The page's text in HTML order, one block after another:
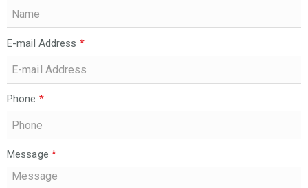
E-mail Address *
Phone *
Message *